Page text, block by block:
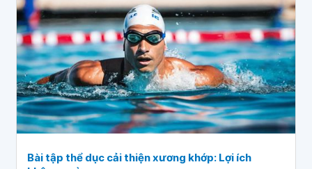
Bài tập thể dục cải thiện xương khớp: Lợi ích